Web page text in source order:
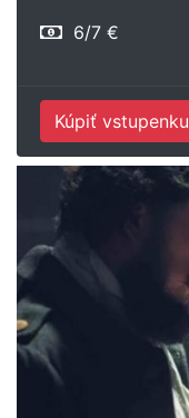
6/7 €
Kúpiť vstupenku